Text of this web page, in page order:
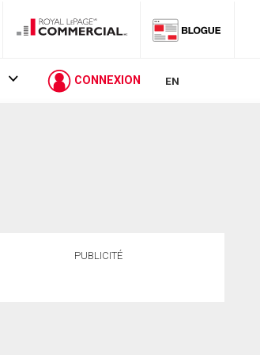
CONNEXION EN
PUBLICITÉ